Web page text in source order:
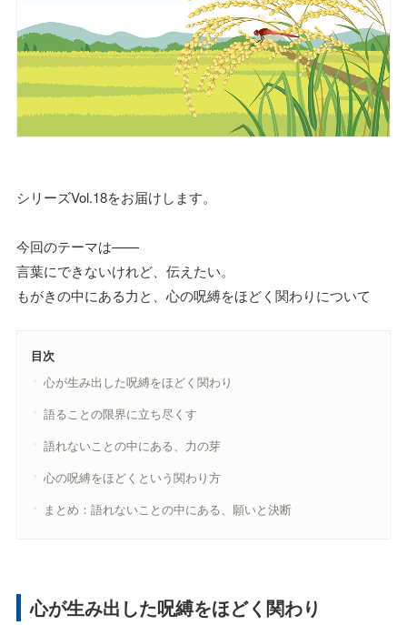
シリーズVol.18をお届けします。
今回のテーマは——
言葉にできないけれど、伝えたい。
もがきの中にある力と、心の呪縛をほどく関わりについて
目次
心が生み出した呪縛をほどく関わり
語ることの限界に立ち尽くす
語れないことの中にある、力の芽
心の呪縛をほどくという関わり方
まとめ：語れないことの中にある、願いと決断
心が生み出した呪縛をほどく関わり